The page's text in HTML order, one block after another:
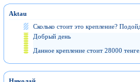
Aktau
Сколько стоит это крепление?
Добрый день
Данное крепление стоит 28000